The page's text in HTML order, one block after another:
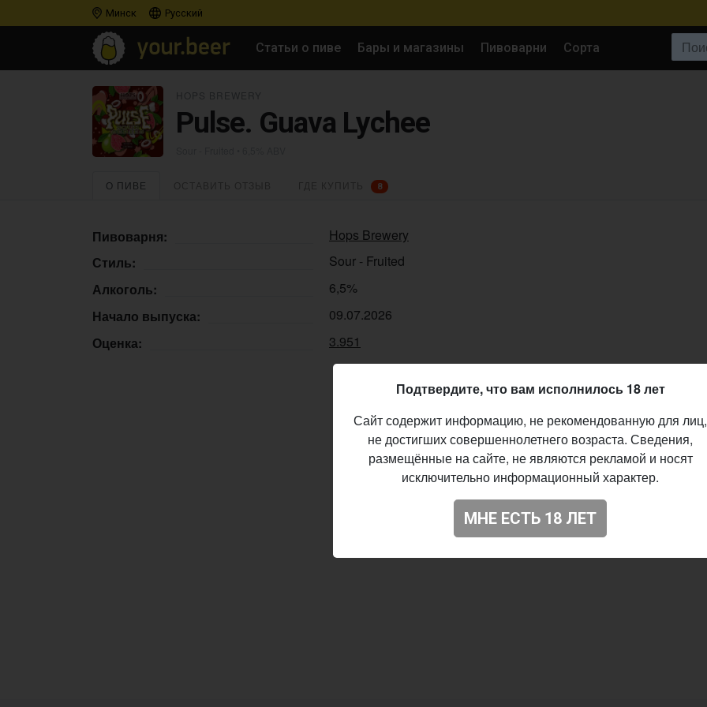
Минск Русский
Статьи о пиве Бары и магазины Пивоварни Сорта
Pulse. Guava Lychee
О ПИВЕ 8
Пивоварня:
Hops Brewery
Стиль:
Sour - Fruited
Алкоголь:
6,5%
Начало выпуска:
09.07.2026
Оценка:
3.951
Подтвердите, что вам исполнилось 18 лет
Сайт содержит информацию, не рекомендованную для лиц,
не достигших совершеннолетнего возраста. Сведения,
размещённые на сайте, не являются рекламой и носят
исключительно информационный характер.
МНЕ ЕСТЬ 18 ЛЕТ